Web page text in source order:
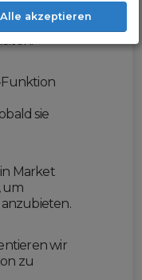
bieten dir
Funktion
sie
Market
um
wir
zu
Alle akzeptieren